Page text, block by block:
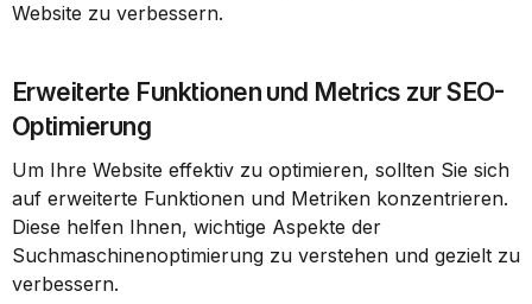
Website zu verbessern.
Erweiterte Funktionen und Metrics zur SEO-
Optimierung
Um Ihre Website effektiv zu optimieren, sollten Sie sich
auf erweiterte Funktionen und Metriken konzentrieren.
Diese helfen Ihnen, wichtige Aspekte der
Suchmaschinenoptimierung zu verstehen und gezielt zu
verbessern.